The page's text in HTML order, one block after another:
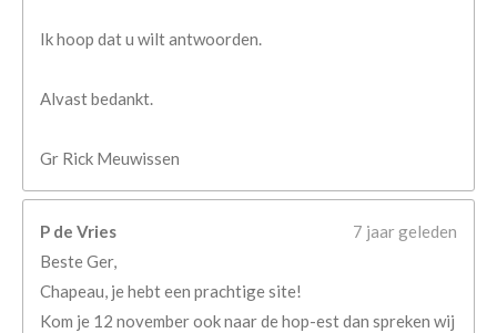
Ik hoop dat u wilt antwoorden.
Alvast bedankt.
Gr Rick Meuwissen
P de Vries
7 jaar geleden
Beste Ger,
Chapeau, je hebt een prachtige site!
Kom je 12 november ook naar de hop-est dan spreken wij